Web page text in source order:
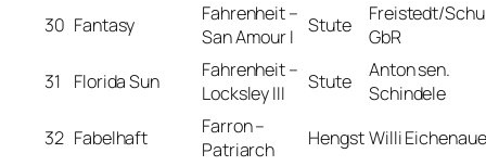
30 Fantasy
Fahrenheit –
San Amour I
Stute
Freistedt/
GbR
31
Florida Sun
Fahrenheit –
Locksley III
Stute
Anton sen.
Schindele
32 Fabelhaft
Farron –
Patriarch
Hengst Willi